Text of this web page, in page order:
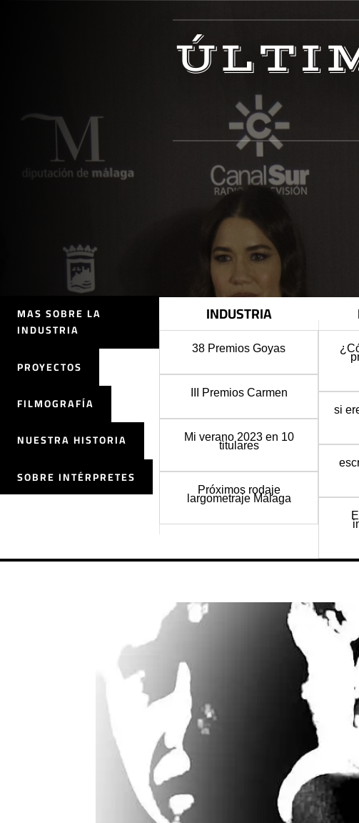
MAS SOBRE LA
INDUSTRIA
PROYECTOS
FILMOGRAFÍA
NUESTRA HISTORIA
SOBRE INTÉRPRETES
INDUSTRIA
38 Premios Goyas
III Premios Carmen
Mi verano 2023 en 10
titulares
Próximos rodaje
largometraje Málaga
si